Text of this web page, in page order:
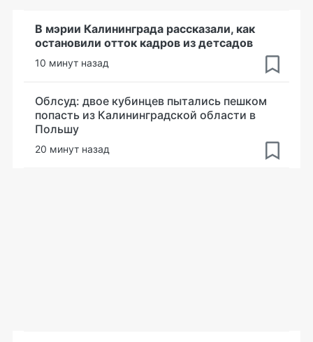
В мэрии Калининграда рассказали, как
остановили отток кадров из детсадов
10 минут назад
Облсуд: двое кубинцев пытались пешком
попасть из Калининградской области в
Польшу
20 минут назад